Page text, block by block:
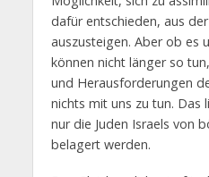
dafür entschieden, aus
auszusteigen. Aber ob es
können nicht länger so
und Herausforderungen
nichts mit uns zu tun. Das
nur die Juden Israels von
belagert werden.